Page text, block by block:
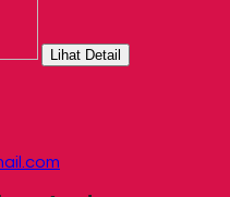
Lihat Detail